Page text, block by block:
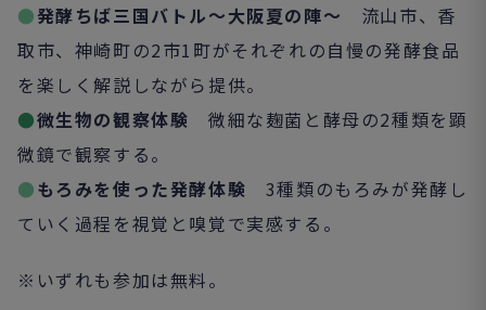
●発酵ちば三国バトル～大阪夏の陣～ 流山市、香
取市、神崎町の2市1町がそれぞれの自慢の発酵食品
を楽しく解説しながら提供。
●微生物の観察体験微細な麹菌と酵母の2種類を顕
微鏡で観察する。
●もろみを使った発酵体験 3種類のもろみが発酵し
ていく過程を視覚と嗅覚で実感する。
※いずれも参加は無料。